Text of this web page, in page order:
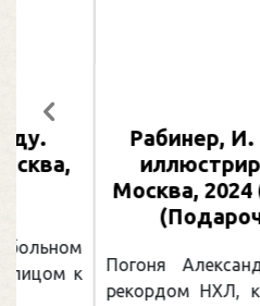
Рабинер, И. Я.
Москва, 2024
(Подарочные
Погоня Александра
рекордом НХЛ, который
Предыдущий